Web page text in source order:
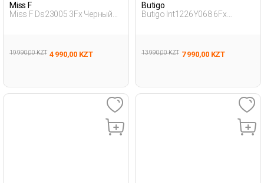
Miss F
Miss F Ds23005 3Fx Черный
19 990,00 KZT 4 990,00 KZT
Butigo
Butigo Int1226Y068 6Fx
13 990,00 KZT 7 990,00 KZT